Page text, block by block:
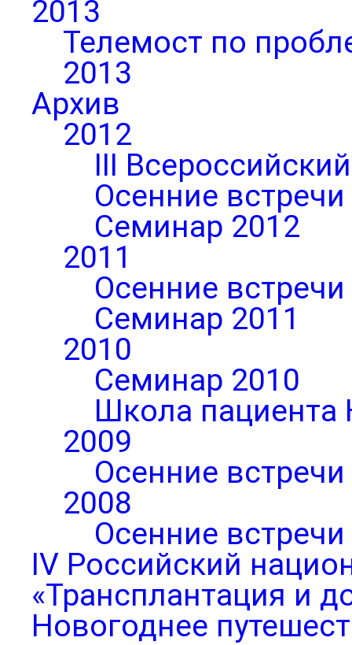
2013
Телемост по
2013
Архив
2012
III
Осенние
Семинар 2012
2011
Осенние
Семинар 2011
2010
Семинар 2010
Школа пациента
2009
Осенние
2008
Осенние
IV Российский
«Трансплантация и
Новогоднее